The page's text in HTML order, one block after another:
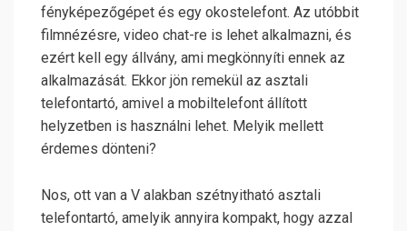
fényképezőgépet és egy okostelefont. Az utóbbit
filmnézésre, video chat-re is lehet alkalmazni, és
ezért kell egy állvány, ami megkönnyíti ennek az
alkalmazását. Ekkor jön remekül az asztali
telefontartó, amivel a mobiltelefont állított
helyzetben is használni lehet. Melyik mellett
érdemes dönteni?
Nos, ott van a V alakban szétnyitható asztali
telefontartó, amelyik annyira kompakt, hogy azzal